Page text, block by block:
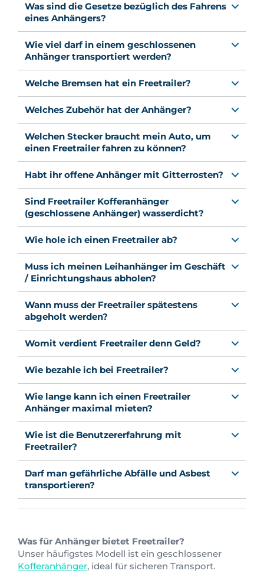
Was sind die Gesetze bezüglich des Fahrens
eines Anhängers?
Wie viel darf in einem geschlossenen
Anhänger transportiert werden?
Welche Bremsen hat ein Freetrailer?
Welches Zubehör hat der Anhänger?
Welchen Stecker braucht mein Auto, um
einen Freetrailer fahren zu können?
Habt ihr offene Anhänger mit Gitterrosten?
Sind Freetrailer Kofferanhänger
(geschlossene Anhänger) wasserdicht?
Wie hole ich einen Freetrailer ab?
Muss ich meinen Leihanhänger im Geschäft
/ Einrichtungshaus abholen?
Wann muss der Freetrailer spätestens
abgeholt werden?
Womit verdient Freetrailer denn Geld?
Wie bezahle ich bei Freetrailer?
Wie lange kann ich einen Freetrailer
Anhänger maximal mieten?
Wie ist die Benutzererfahrung mit
Freetrailer?
Darf man gefährliche Abfälle und Asbest
transportieren?
Was für Anhänger bietet Freetrailer?
Unser häufigstes Modell ist ein geschlossener
Kofferanhänger, ideal für sicheren Transport.